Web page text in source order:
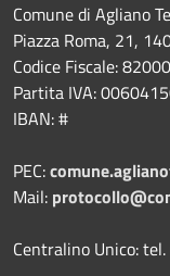
Comune di Agliano
Piazza Roma, 21,
Codice Fiscale:
Partita IVA:
IBAN: #
PEC:
Mail:
Centralino Unico: